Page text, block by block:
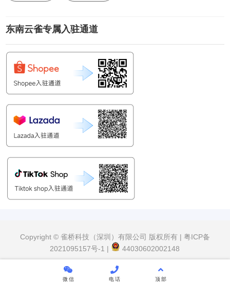
东南云雀专属入驻通道
Copyright © 雀桥科技（深圳）有限公司 版权所有 | 粤ICP备
2021095157号-1 | 44030602002148
微信 电话 顶部